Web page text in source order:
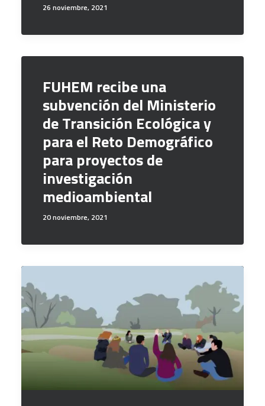
26 noviembre, 2021
FUHEM recibe una
subvención del Ministerio
de Transición Ecológica y
para el Reto Demográfico
para proyectos de
investigación
medioambiental
20 noviembre, 2021